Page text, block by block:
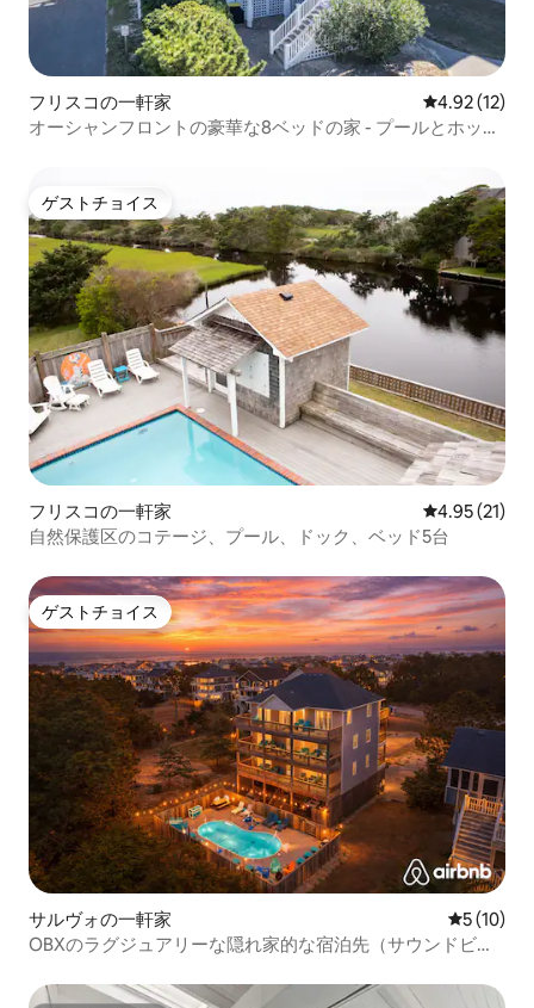
フリスコの一軒家 レビュー12
4.92 (12)
オーシャンフロントの豪華な8ベッドの家 - プールとホット
ゲストチョイス
ゲストチョイス
フリスコの一軒家 レビュー21
4.95 (21)
自然保護区のコテージ、プール、ドック、ベッド5台
ゲストチョイス
ゲストチョイス
サルヴォの一軒家 レビュー
5 (10)
OBXのラグジュアリーな隠れ家的な宿泊先（サウンドビュ